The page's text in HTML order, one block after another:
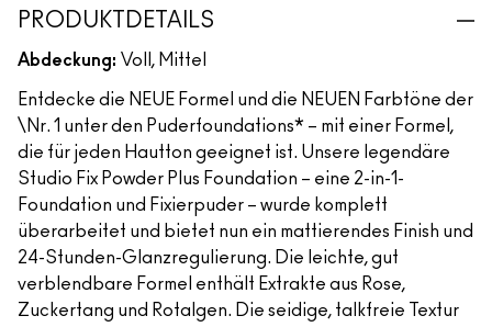
PRODUKTDETAILS
Abdeckung: Voll, Mittel
Entdecke die NEUE Formel und die NEUEN Farbtöne der
\Nr. 1 unter den Puderfoundations* – mit einer Formel,
die für jeden Hautton geeignet ist. Unsere legendäre
Studio Fix Powder Plus Foundation – eine 2-in-1-
Foundation und Fixierpuder – wurde komplett
überarbeitet und bietet nun ein mattierendes Finish und
24-Stunden-Glanzregulierung. Die leichte, gut
verblendbare Formel enthält Extrakte aus Rose,
Zuckertang und Rotalgen. Die seidige, talkfreie Textur